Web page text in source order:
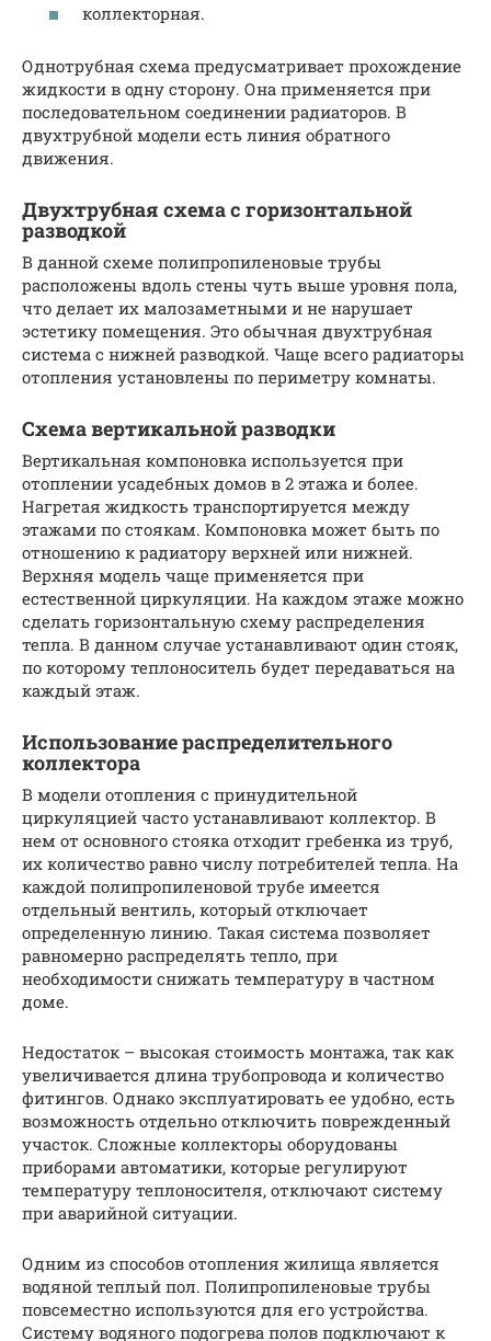
коллекторная.
Однотрубная схема предусматривает прохождение
жидкости в одну сторону. Она применяется при
последовательном соединении радиаторов. В
двухтрубной модели есть линия обратного
движения.
Двухтрубная схема с горизонтальной
разводкой
В данной схеме полипропиленовые трубы
расположены вдоль стены чуть выше уровня пола,
что делает их малозаметными и не нарушает
эстетику помещения. Это обычная двухтрубная
система с нижней разводкой. Чаще всего радиаторы
отопления установлены по периметру комнаты.
Схема вертикальной разводки
Вертикальная компоновка используется при
отоплении усадебных домов в 2 этажа и более.
Нагретая жидкость транспортируется между
этажами по стоякам. Компоновка может быть по
отношению к радиатору верхней или нижней.
Верхняя модель чаще применяется при
естественной циркуляции. На каждом этаже можно
сделать горизонтальную схему распределения
тепла. В данном случае устанавливают один стояк,
по которому теплоноситель будет передаваться на
каждый этаж.
Использование распределительного
коллектора
В модели отопления с принудительной
циркуляцией часто устанавливают коллектор. В
нем от основного стояка отходит гребенка из труб,
их количество равно числу потребителей тепла. На
каждой полипропиленовой трубе имеется
отдельный вентиль, который отключает
определенную линию. Такая система позволяет
равномерно распределять тепло, при
необходимости снижать температуру в частном
доме.
Недостаток – высокая стоимость монтажа, так как
увеличивается длина трубопровода и количество
фитингов. Однако эксплуатировать ее удобно, есть
возможность отдельно отключить поврежденный
участок. Сложные коллекторы оборудованы
приборами автоматики, которые регулируют
температуру теплоносителя, отключают систему
при аварийной ситуации.
Одним из способов отопления жилища является
водяной теплый пол. Полипропиленовые трубы
повсеместно используются для его устройства.
Систему водяного подогрева полов подключают к